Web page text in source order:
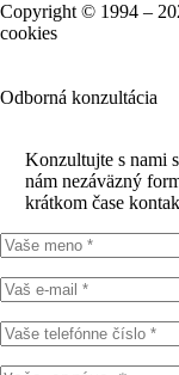
Copyright © 1994 –
cookies
Odborná konzultácia
Konzultujte s nami
nám nezáväzný
krátkom čase